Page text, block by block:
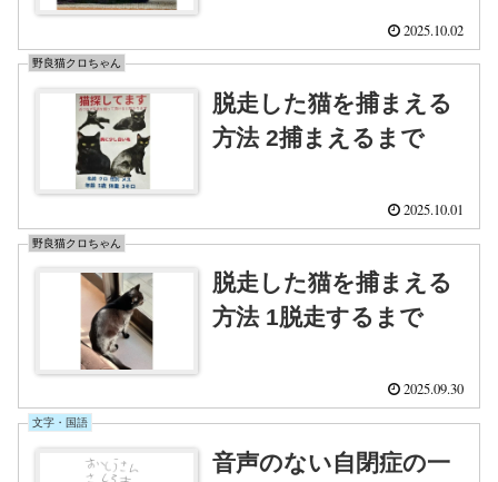
2025.10.02
野良猫クロちゃん
脱走した猫を捕まえる
方法 2捕まえるまで
2025.10.01
野良猫クロちゃん
脱走した猫を捕まえる
方法 1脱走するまで
2025.09.30
文字・国語
音声のない自閉症の一